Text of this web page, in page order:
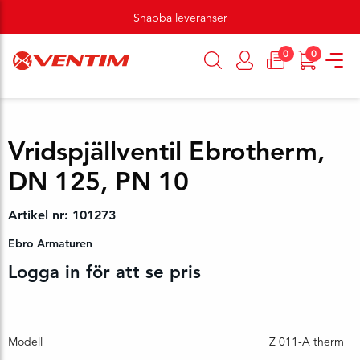
Snabba leveranser
0 0
Vridspjällventil Ebrotherm,
DN 125, PN 10
Artikel nr: 101273
Ebro Armaturen
Logga in för att se pris
Modell Z 011-A therm